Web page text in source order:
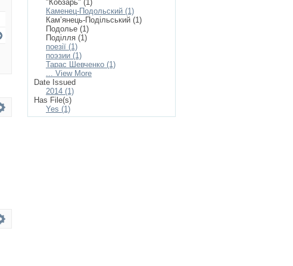
"Кобзарь" (1)
Каменец-Подольский (1)
Кам’янець-Подільський (1)
Подолье (1)
Поділля (1)
поезії (1)
поэзии (1)
Тарас Шевченко (1)
... View More
Date Issued
2014 (1)
Has File(s)
Yes (1)